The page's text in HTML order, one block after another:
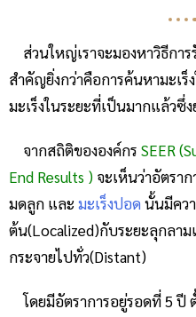
ส่วนใหญ่เราจะมองหาวิธีกา
สำคัญยิ่งกว่าคือการค้นหามะเร็
มะเร็งในระยะที่เป็นมากแล้วซึ่
จากสถิติขององค์กร SEER
End Results ) จะเห็นว่าอัตรา
มดลูก และ มะเร็งปอด นั้นมีคว
ต้น(Localized)กับระยะลุกลาม
กระจายไปทั่ว(Distant)
โดยมีอัตราการอยู่รอดที่ 5 ปี